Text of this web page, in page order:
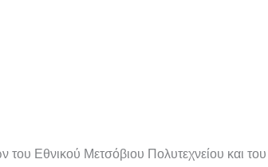
Εθνικού Μετσόβιου Πολυτεχνείου και